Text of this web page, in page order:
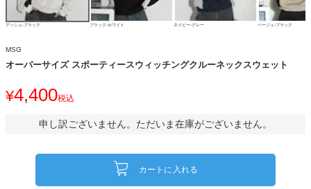
アッシュ-ブラック ブラック-ホワイト ネイビー-グレー ベージュ-ブラック
MSG
オーバーサイズ スポーティースウィッチングクルーネックスウェット
¥4,400税込
申し訳ございません。ただいま在庫がございません。
カートに入れる